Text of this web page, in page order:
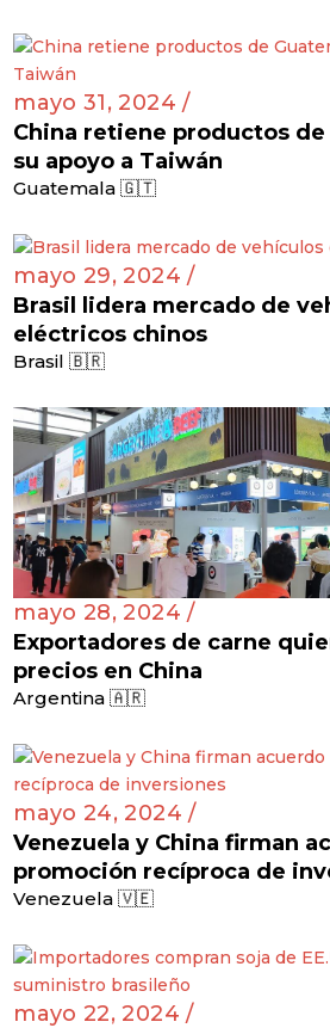
mayo 31, 2024 /
China retiene productos de
su apoyo a Taiwán
Guatemala 🇬🇹
mayo 29, 2024 /
Brasil lidera mercado de
eléctricos chinos
Brasil 🇧🇷
mayo 28, 2024 /
Exportadores de carne
precios en China
Argentina 🇦🇷
mayo 24, 2024 /
Venezuela y China firman
promoción recíproca de
Venezuela 🇻🇪
mayo 22, 2024 /